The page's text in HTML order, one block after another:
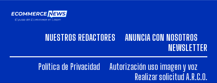
NUESTROS REDACTORES
ANUNCIA CON NOSOTROS
NEWSLETTER
Política de Privacidad
Autorización uso imagen y voz
Realizar solicitud A.R.C.O.